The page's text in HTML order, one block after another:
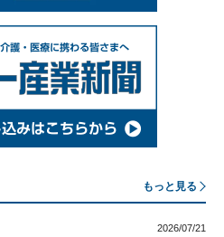
もっと見る
2026/07/21